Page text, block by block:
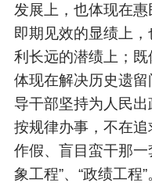
发展上，也体现在
即期见效的显绩上，
利长远的潜绩上；
体现在解决历史遗
导干部坚持为人民
按规律办事，不在
作假、盲目蛮干那
象工程”、“政绩工程